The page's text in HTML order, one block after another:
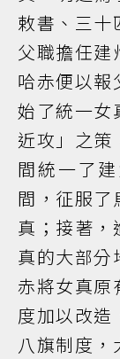
敕書、三十
父職擔任建
哈赤便以報
始了統一女
近攻」之策
間統一了
間，征服了
真；接著，
真的大部分
赤將女真原
度加以改造
八旗制度，